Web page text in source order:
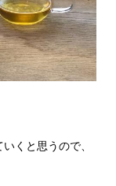
くと思うので、